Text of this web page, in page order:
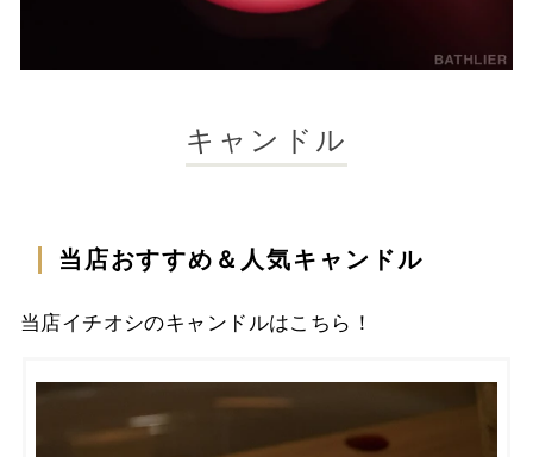
キャンドル
当店おすすめ＆人気キャンドル
当店イチオシのキャンドルはこちら！